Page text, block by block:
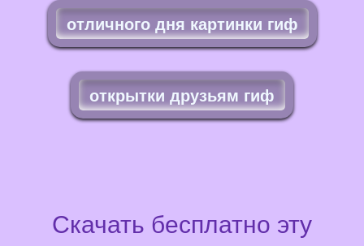
отличного дня картинки гиф
открытки друзьям гиф
Скачать бесплатно эту